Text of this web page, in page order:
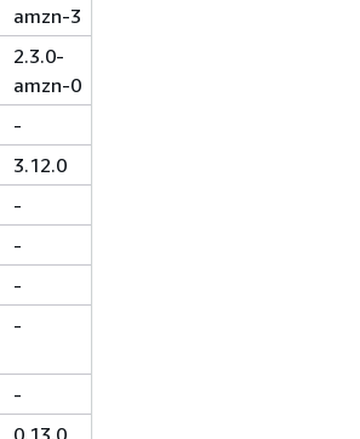
amzn-3
2.3.0-
amzn-0
-
3.12.0
-
-
-
-
-
0.13.0